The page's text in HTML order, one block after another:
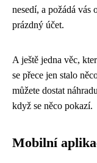
nesedí, a požádá
prázdný účet.
A ještě jedna věc,
se přece jen stalo
můžete dostat
když se něco pokazí.
Mobilní